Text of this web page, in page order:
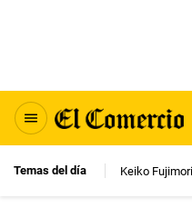
Temas del día Keiko Fujimori